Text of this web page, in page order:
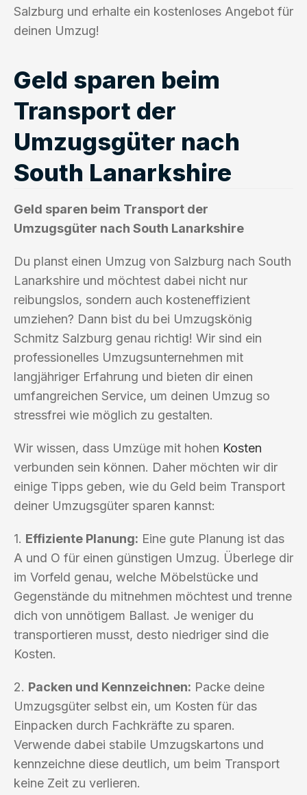
Salzburg und erhalte ein kostenloses Angebot für
deinen Umzug!
Geld sparen beim
Transport der
Umzugsgüter nach
South Lanarkshire
Geld sparen beim Transport der
Umzugsgüter nach South Lanarkshire
Du planst einen Umzug von Salzburg nach South
Lanarkshire und möchtest dabei nicht nur
reibungslos, sondern auch kosteneffizient
umziehen? Dann bist du bei Umzugskönig
Schmitz Salzburg genau richtig! Wir sind ein
professionelles Umzugsunternehmen mit
langjähriger Erfahrung und bieten dir einen
umfangreichen Service, um deinen Umzug so
stressfrei wie möglich zu gestalten.
Wir wissen, dass Umzüge mit hohen Kosten
verbunden sein können. Daher möchten wir dir
einige Tipps geben, wie du Geld beim Transport
deiner Umzugsgüter sparen kannst:
1. Effiziente Planung: Eine gute Planung ist das
A und O für einen günstigen Umzug. Überlege dir
im Vorfeld genau, welche Möbelstücke und
Gegenstände du mitnehmen möchtest und trenne
dich von unnötigem Ballast. Je weniger du
transportieren musst, desto niedriger sind die
Kosten.
2. Packen und Kennzeichnen: Packe deine
Umzugsgüter selbst ein, um Kosten für das
Einpacken durch Fachkräfte zu sparen.
Verwende dabei stabile Umzugskartons und
kennzeichne diese deutlich, um beim Transport
keine Zeit zu verlieren.